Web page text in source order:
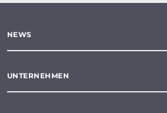
NEWS
UNTERNEHMEN